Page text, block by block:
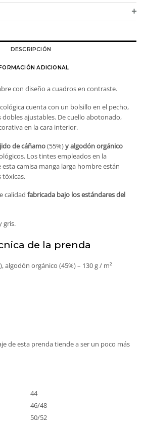
+
DESCRIPCIÓN
ADICIONAL
con diseño a cuadros en contraste.
cuenta con un bolsillo en el pecho,
ajustables. De cuello abotonado,
en la cara interior.
de cáñamo(55%)y algodón orgánico
Los tintes empleados en la
camisa manga larga hombre están
tóxicas.
calidad fabricada bajo los estándares del
gris.
de la prenda
algodón orgánico (45%) – 130 g / m²
de esta prenda tiende a ser un poco más
44
46/48
50/52